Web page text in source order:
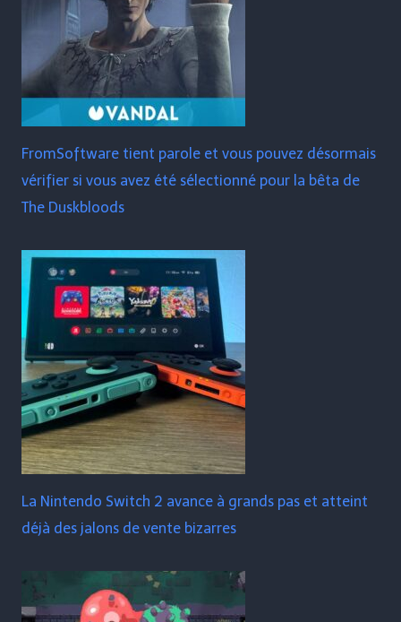
FromSoftware tient parole et vous pouvez désormais
vérifier si vous avez été sélectionné pour la bêta de
The Duskbloods
La Nintendo Switch 2 avance à grands pas et atteint
déjà des jalons de vente bizarres